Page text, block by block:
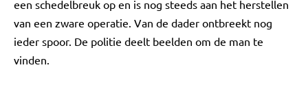
een schedelbreuk op en is nog steeds aan het herstellen
van een zware operatie. Van de dader ontbreekt nog
ieder spoor. De politie deelt beelden om de man te
vinden.